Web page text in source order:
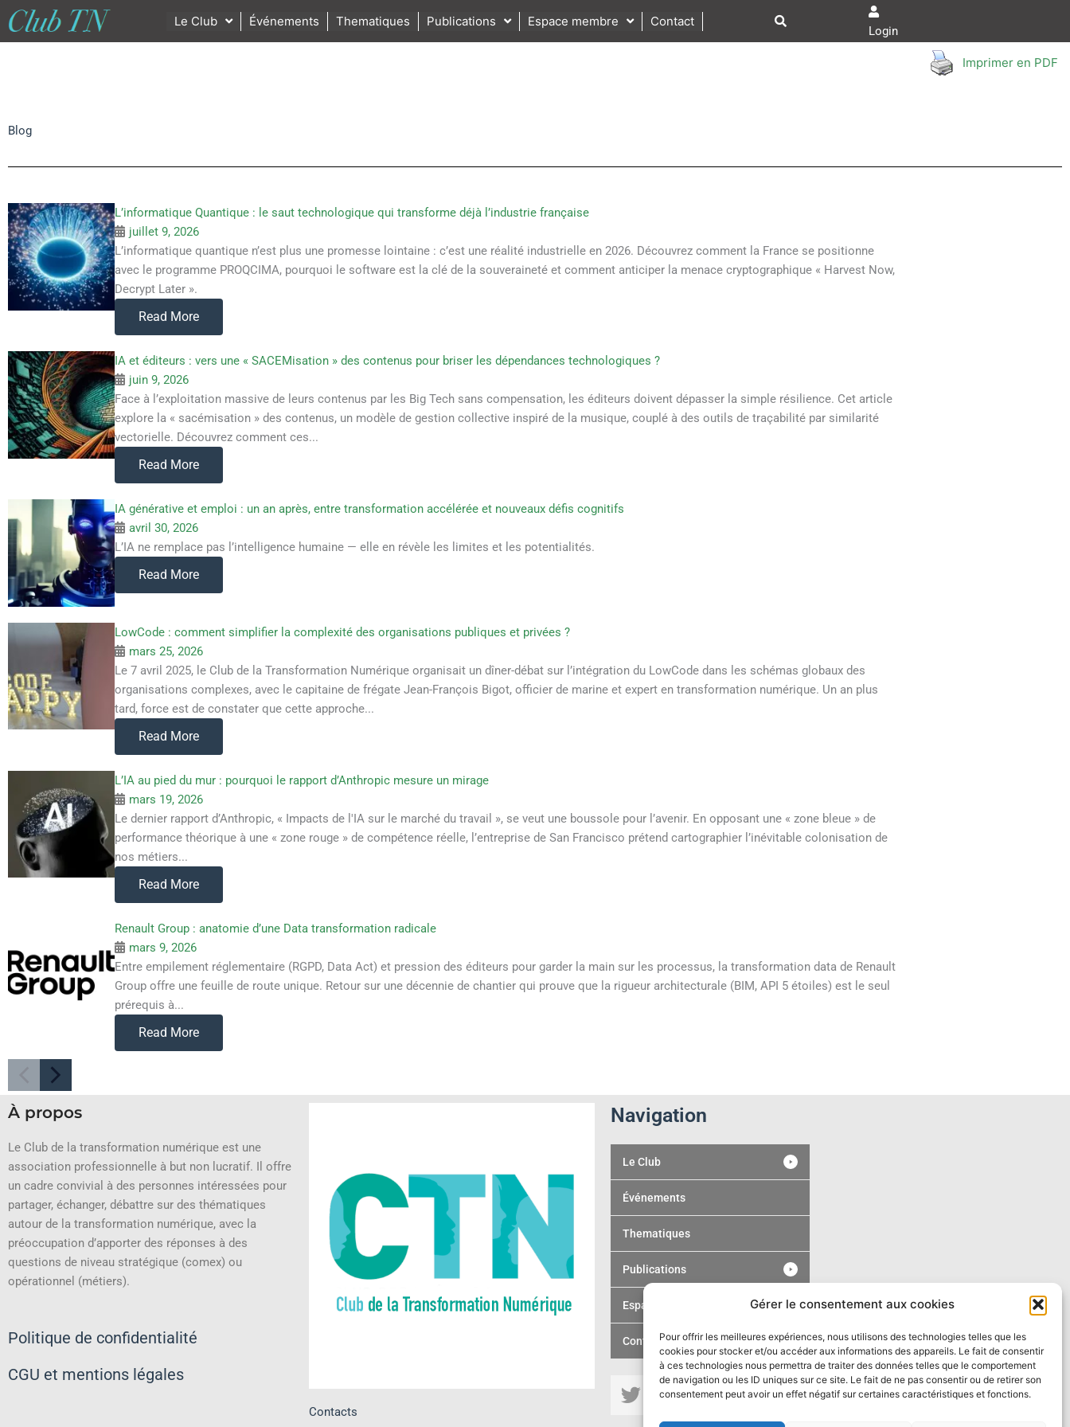
Gérer le consentement aux cookies
Pour offrir les meilleures expériences, nous utilisons des technologies telles que les
cookies pour stocker et/ou accéder aux informations des appareils. Le fait de consentir
à ces technologies nous permettra de traiter des données telles que le comportement
de navigation ou les ID uniques sur ce site. Le fait de ne pas consentir ou de retirer son
consentement peut avoir un effet négatif sur certaines caractéristiques et fonctions.
Le Club Événements Thematiques Publications Espace membre Contact
Login
Imprimer en PDF
Blog
L’informatique Quantique : le saut technologique qui transforme déjà l’industrie française
juillet 9, 2026
L’informatique quantique n’est plus une promesse lointaine : c’est une réalité industrielle en 2026. Découvrez comment la France se positionne
avec le programme PROQCIMA, pourquoi le software est la clé de la souveraineté et comment anticiper la menace cryptographique « Harvest Now,
Decrypt Later ».
Read More
IA et éditeurs : vers une « SACEMisation » des contenus pour briser les dépendances technologiques ?
juin 9, 2026
Face à l’exploitation massive de leurs contenus par les Big Tech sans compensation, les éditeurs doivent dépasser la simple résilience. Cet article
explore la « sacémisation » des contenus, un modèle de gestion collective inspiré de la musique, couplé à des outils de traçabilité par similarité
vectorielle. Découvrez comment ces...
Read More
IA générative et emploi : un an après, entre transformation accélérée et nouveaux défis cognitifs
avril 30, 2026
L’IA ne remplace pas l’intelligence humaine — elle en révèle les limites et les potentialités.
Read More
LowCode : comment simplifier la complexité des organisations publiques et privées ?
mars 25, 2026
Le 7 avril 2025, le Club de la Transformation Numérique organisait un dîner-débat sur l’intégration du LowCode dans les schémas globaux des
organisations complexes, avec le capitaine de frégate Jean-François Bigot, officier de marine et expert en transformation numérique. Un an plus
tard, force est de constater que cette approche...
Read More
L’IA au pied du mur : pourquoi le rapport d’Anthropic mesure un mirage
mars 19, 2026
Le dernier rapport d’Anthropic, « Impacts de l'IA sur le marché du travail », se veut une boussole pour l’avenir. En opposant une « zone bleue » de
performance théorique à une « zone rouge » de compétence réelle, l’entreprise de San Francisco prétend cartographier l’inévitable colonisation de
nos métiers...
Read More
Renault Group : anatomie d’une Data transformation radicale
mars 9, 2026
Entre empilement réglementaire (RGPD, Data Act) et pression des éditeurs pour garder la main sur les processus, la transformation data de Renault
Group offre une feuille de route unique. Retour sur une décennie de chantier qui prouve que la rigueur architecturale (BIM, API 5 étoiles) est le seul
prérequis à...
Read More
À propos
Le Club de la transformation numérique est une
association professionnelle à but non lucratif. Il offre
un cadre convivial à des personnes intéressées pour
partager, échanger, débattre sur des thématiques
autour de la transformation numérique, avec la
préoccupation d’apporter des réponses à des
questions de niveau stratégique (comex) ou
opérationnel (métiers).
Politique de confidentialité
CGU et mentions légales
Contacts
Navigation
Le Club
Événements
Thematiques
Publications
Espace membre
Contact
T
w
L
i